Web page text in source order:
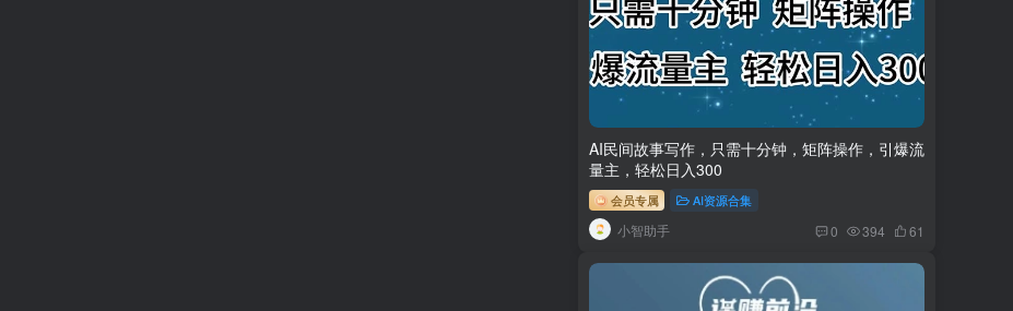
AI民间故事写作，只需十分钟，矩阵操作，引爆流
量主，轻松日入300
会员专属 AI资源合集
小智助手 0 394 61